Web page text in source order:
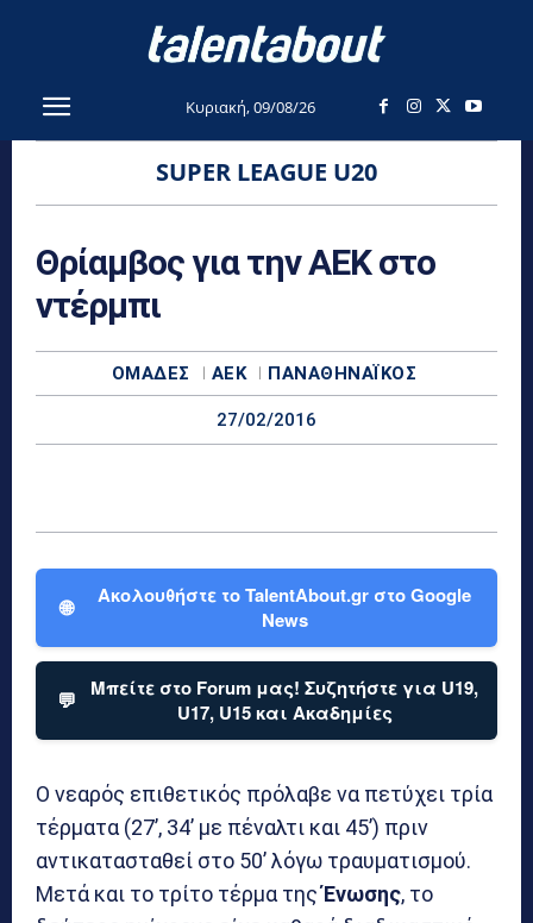
Κυριακή, 09/08/26
SUPER LEAGUE U20
Θρίαμβος για την ΑΕΚ στο
ντέρμπι
ΟΜΆΔΕΣ ΑΕΚ ΠΑΝΑΘΗΝΑΪΚΌΣ
27/02/2016
🌐
Ακολουθήστε το TalentAbout.gr στο Google
News
💬
Μπείτε στο Forum μας! Συζητήστε για U19,
U17, U15 και Ακαδημίες
Ο νεαρός επιθετικός πρόλαβε να πετύχει τρία
τέρματα (27’, 34’ με πέναλτι και 45’) πριν
αντικατασταθεί στο 50’ λόγω τραυματισμού.
Μετά και το τρίτο τέρμα τηςΈνωσης, το